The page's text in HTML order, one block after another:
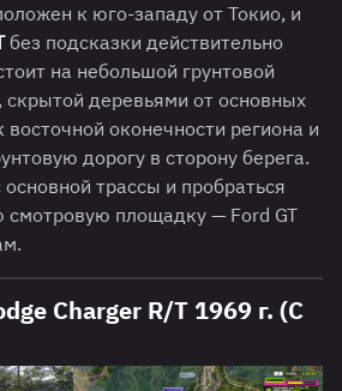
к юго-западу от Токио, и
без подсказки действительно
на небольшой грунтовой
скрытой деревьями от основных
восточной оконечности региона и
дорогу в сторону берега.
трассы и пробраться
смотровую площадку — Ford GT
Charger R/T 1969 г. (C